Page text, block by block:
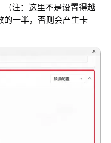
（注：这里不是设置得越
的一半，否则会产生卡